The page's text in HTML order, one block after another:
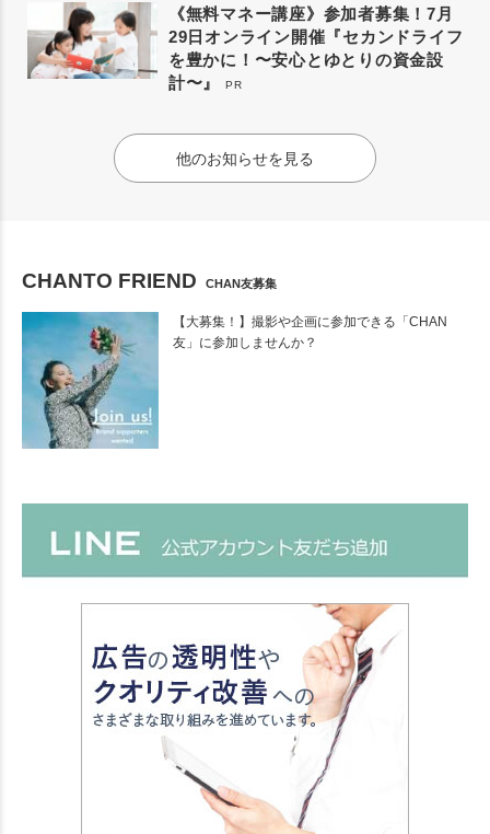
《無料マネー講座》参加者募集！7月
29日オンライン開催『セカンドライフ
を豊かに！〜安心とゆとりの資金設
計〜』
PR
他のお知らせを見る
CHANTO FRIEND CHAN友募集
【大募集！】撮影や企画に参加できる「CHAN
友」に参加しませんか？